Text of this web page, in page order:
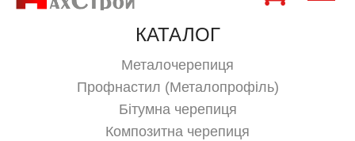
КАТАЛОГ
Металочерепиця
Профнастил (Металопрофіль)
Бітумна черепиця
Композитна черепиця